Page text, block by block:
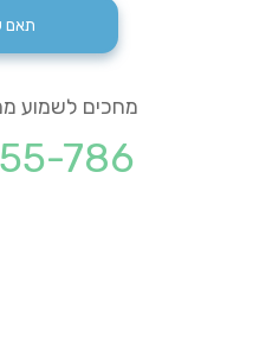
תאם
מחכים לשמוע
786